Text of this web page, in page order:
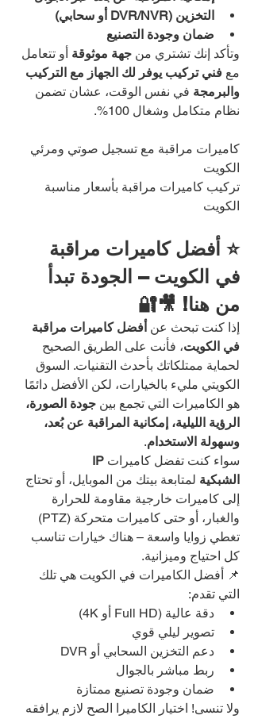
التخزين (DVR/NVR أو سحابي)
ضمان وجودة التصنيع
وتأكد إنك تشتري من جهة موثوقة أو تتعامل
مع فني تركيب يوفر لك الجهاز مع التركيب
والبرمجة في نفس الوقت، عشان تضمن
نظام متكامل وشغال 100%.
كاميرات مراقبة مع تسجيل صوتي ومرئي
الكويت
تركيب كاميرات مراقبة بأسعار مناسبة
الكويت
⭐ أفضل كاميرات مراقبة
في الكويت – الجودة تبدأ
من هنا! 🎥🔐
إذا كنت تبحث عن أفضل كاميرات مراقبة
في الكويت، فأنت على الطريق الصحيح
لحماية ممتلكاتك بأحدث التقنيات. السوق
الكويتي مليء بالخيارات، لكن الأفضل دائمًا
هو الكاميرات التي تجمع بين جودة الصورة،
الرؤية الليلية، إمكانية المراقبة عن بُعد،
وسهولة الاستخدام.
سواء كنت تفضل كاميرات
الشبكية لمتابعة بيتك من الموبايل، أو تحتاج
إلى كاميرات خارجية مقاومة للحرارة
والغبار، أو حتى كاميرات متحركة (PTZ)
تغطي زوايا واسعة – هناك خيارات تناسب
كل احتياج وميزانية.
📌 أفضل الكاميرات في الكويت هي تلك
التي تقدم:
دقة عالية (Full HD أو 4K)
تصوير ليلي قوي
دعم التخزين السحابي أو DVR
ربط مباشر بالجوال
ضمان وجودة تصنيع ممتازة
ولا تنسى! اختيار الكاميرا الصح لازم يرافقه